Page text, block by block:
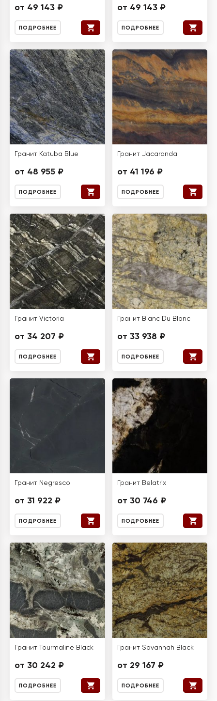
от 49 143 ₽
ПОДРОБНЕЕ
от 49 143 ₽
ПОДРОБНЕЕ
Гранит Katuba Blue
от 48 955 ₽
ПОДРОБНЕЕ
Гранит Jacaranda
от 41 196 ₽
ПОДРОБНЕЕ
Гранит Victoria
от 34 207 ₽
ПОДРОБНЕЕ
Гранит Blanc Du Blanc
от 33 938 ₽
ПОДРОБНЕЕ
Гранит Negresco
от 31 922 ₽
ПОДРОБНЕЕ
Гранит Belatrix
от 30 746 ₽
ПОДРОБНЕЕ
Гранит Tourmaline Black
от 30 242 ₽
ПОДРОБНЕЕ
Гранит Savannah Black
от 29 167 ₽
ПОДРОБНЕЕ